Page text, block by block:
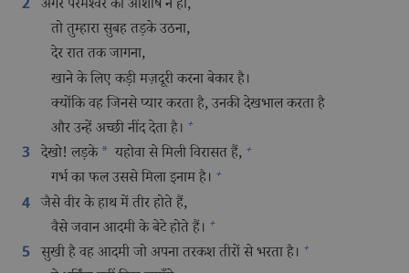
2 अगर परमेश्‍वर की आशीष न हो,
तो तुम्हारा सुबह तड़के उठना,
देर रात तक जागना,
खाने के लिए कड़ी मज़दूरी करना बेकार है।
क्योंकि वह जिनसे प्यार करता है, उनकी देखभाल करता है
और उन्हें अच्छी नींद देता है।
3 देखो! लड़के यहोवा से मिली विरासत हैं, 4
गर्भ का फल उससे मिला इनाम है। 5
4
जैसे वीर के हाथ में तीर होते हैं,
वैसे जवान आदमी के बेटे होते हैं।
5 सुखी है वह आदमी जो अपना तरकश तीरों से भरता है।